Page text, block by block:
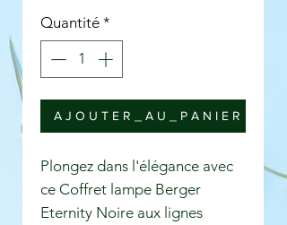
Quantité *
A J O U T E R _ A U _ P A N I E R
Plongez dans l'élégance avec
ce Coffret lampe Berger
Eternity Noire aux lignes